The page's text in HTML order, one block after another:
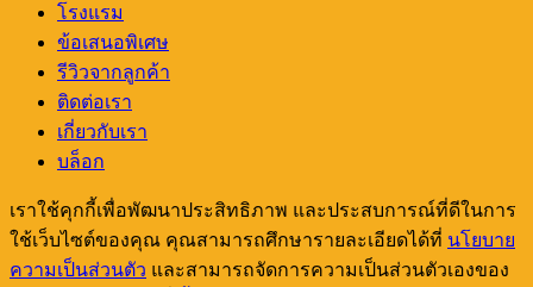
โรงแรม
ข้อเสนอพิเศษ
รีวิวจากลูกค้า
ติดต่อเรา
เกี่ยวกับเรา
บล็อก
เราใช้คุกกี้เพื่อพัฒนาประสิทธิภาพ และประสบการณ์ที่ดีในการ
ใช้เว็บไซต์ของคุณ คุณสามารถศึกษารายละเอียดได้ที่ นโยบาย
ความเป็นส่วนตัว และสามารถจัดการความเป็นส่วนตัวเองของ